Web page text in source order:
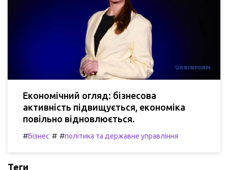
Економічний огляд: бізнесова
активність підвищується, економіка
повільно відновлюється.
#Бізнес # #політика та державне управління
Теги